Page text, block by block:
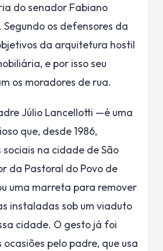
do senador Fabiano
Segundo os defensores da
da arquitetura hostil
e por isso seu
os moradores de rua.
Júlio Lancellotti —é uma
que, desde 1986,
na cidade de São
da Pastoral do Povo de
uma marreta para remover
instaladas sob um viaduto
cidade. O gesto já foi
pelo padre, que usa